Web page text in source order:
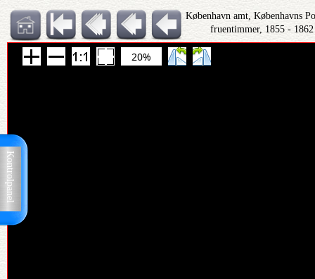
Kontrolpanel
København amt, Københavns
fruentimmer, 1855 -
20%